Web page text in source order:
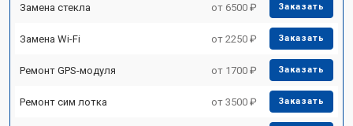
Замена стекла от 6500 ₽ Заказать
Замена Wi-Fi от 2250 ₽ Заказать
Ремонт GPS-модуля от 1700 ₽ Заказать
Ремонт сим лотка от 3500 ₽ Заказать